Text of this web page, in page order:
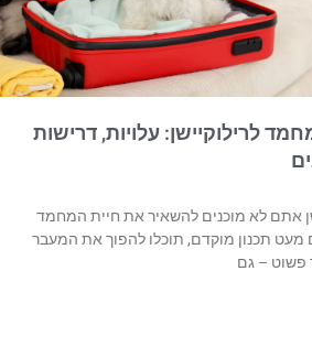
לרילוקיישן: עלויות, דרישות
אתם לא מוכנים להשאיר את חיית המחמד
תכנון מוקדם, תוכלו להפוך את המעבר
פשוט – גם